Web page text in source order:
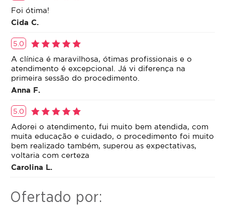
Foi ótima!
Cida C.
5.0
A clínica é maravilhosa, ótimas profissionais e o
atendimento é excepcional. Já vi diferença na
primeira sessão do procedimento.
Anna F.
5.0
Adorei o atendimento, fui muito bem atendida, com
muita educação e cuidado, o procedimento foi muito
bem realizado também, superou as expectativas,
voltaria com certeza
Carolina L.
Ofertado por: